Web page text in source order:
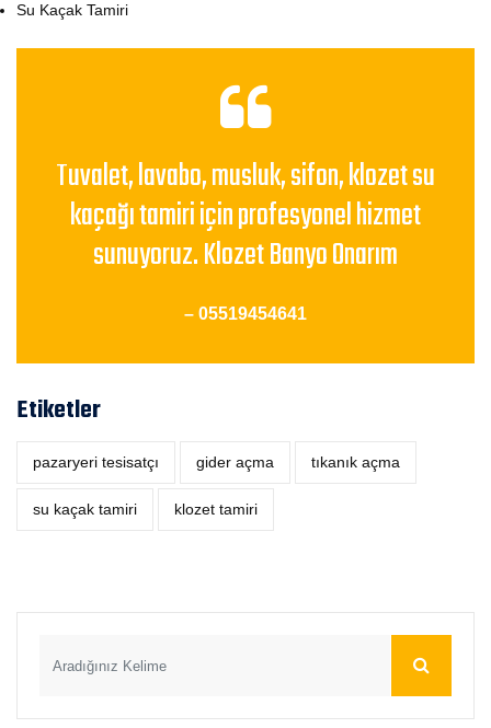
Su Kaçak Tamiri
Tuvalet, lavabo, musluk, sifon, klozet su
kaçağı tamiri için profesyonel hizmet
sunuyoruz. Klozet Banyo Onarım
– 05519454641
Etiketler
pazaryeri tesisatçı ‎gider açma tıkanık açma
su kaçak tamiri klozet tamiri